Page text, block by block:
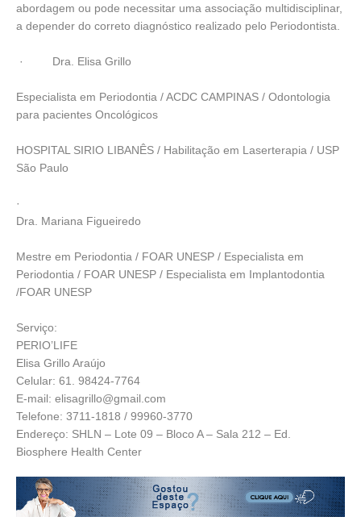
abordagem ou pode necessitar uma associação multidisciplinar,
a depender do correto diagnóstico realizado pelo Periodontista.
· Dra. Elisa Grillo
Especialista em Periodontia / ACDC CAMPINAS / Odontologia
para pacientes Oncológicos
HOSPITAL SIRIO LIBANÊS / Habilitação em Laserterapia / USP
São Paulo
·
Dra. Mariana Figueiredo
Mestre em Periodontia / FOAR UNESP / Especialista em
Periodontia / FOAR UNESP / Especialista em Implantodontia
/FOAR UNESP
Serviço:
PERIO’LIFE
Elisa Grillo Araújo
Celular: 61. 98424-7764
E-mail: elisagrillo@gmail.com
Telefone: 3711-1818 / 99960-3770
Endereço: SHLN – Lote 09 – Bloco A – Sala 212 – Ed.
Biosphere Health Center